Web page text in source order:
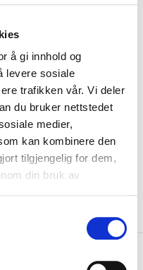
å gi innhold og
levere sosiale
trafikken vår. Vi deler
du bruker nettstedet
medier,
kan kombinere den
tilgjengelig for dem,
din bruk av
1/2 "
10 m
-40 – +65 °C
20 bar
PVC